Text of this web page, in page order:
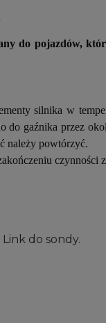
do pojazdów,
silnika w
gaźnika przez
należy powtórzyć.
Link do sondy.